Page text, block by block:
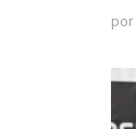
por